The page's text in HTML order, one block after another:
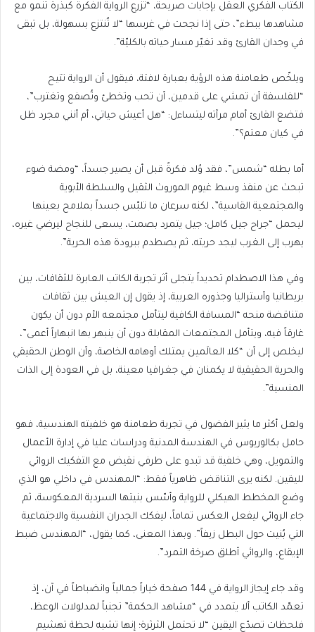
الكتاب الفكري العقل بإجابات صريحة، “تزرع الرواية الفكرة كبذرة تنمو مع
مشاهدها ببطء”، حتى إذا نجحت في غرسها “لا تُنتزع بسهولة، بل تبقى
في وجدان القارئ وقد تغيّر مسار حياته بالكليّة”.
ويلخّص طعامنة هذه الرؤية بعبارة لافتة، فيقول أن الرواية تتيح
“للفلسفة أن تمشي على قدمين، أن تحب وتخطئ وتُصفع وتغترب”،
فتضع القارئ أمام مرآته ليتساءل: “هل أعيش حياتي، أم أنني مجرد ظل
في كيان معتم؟”.
أما بطله “شمس”، فقد وُلد فكرةً قبل أن يصير جسداً، “ومضة ضوء
تبحث عن منفذ وسط غيوم الموروث الثقيل والسلطة الأبوية
والمجتمعية القاسية”، لكنه سرعان ما تلبّس جسداً بملامح بعينها
ليحمل “جراح جيل كامل؛ جيل يتمرد بصمت، يسعى للنجاح ليرضي غيره،
يهرب إلى الغرب ليجد حريته، ثم يصطدم ببرودة هذه الحرية”.
وفي هذا الاصطدام تحديداً يتجلى أثر تجربة الكاتب العابرة للثقافات، بين
بريطانيا وأستراليا وجذوره العربية، إذ يقول إن العيش بين ثقافات
متناقضة منحه “المسافة الكافية ليتأمل مجتمعه الأم دون أن يكون
غارقاً فيه، ويتأمل المجتمعات المقابلة دون أن ينبهر بها انبهاراً أعمى”،
ليخلص إلى أن “كلا العالَمين يمتلك أوهامه الخاصة، وأن الوطن الحقيقي
والحرية الحقيقية لا يكمنان في جغرافيا معينة، بل في العودة إلى الذات
المنسية”.
ولعل أكثر ما يثير الفضول في تجربة طعامنة هو خلفيته الهندسية، فهو
حامل بكالوريوس في الهندسة المدنية ودراسات عليا في إدارة الأعمال
والتمويل، وهي خلفية قد تبدو على طرفي نقيض مع التفكيك الروائي
لليقين. لكنه يرى التناقض ظاهرياً فقط: “المهندس في داخلي هو الذي
وضع المخطط الهيكلي للرواية وأسّس بنيتها السردية المعكوسة، ثم
جاء الروائي ليفعل العكس تماماً، ليفكك الجدران النفسية والاجتماعية
التي بُنيت حول البطل زيفاً”. وبهذا المعنى، كما يقول، “المهندس ضبط
الإيقاع، والروائي أطلق صرخة التمرد”.
وقد جاء إيجاز الرواية في 144 صفحة خياراً جمالياً وانضباطاً في آن، إذ
تعمّد الكاتب ألا يتمدد في “مشاهد الحكمة” تجنباً لمدلولات الوعظ،
فلحظات تصدّع اليقين “لا تحتمل الثرثرة؛ إنها تشبه لحظة تهشيم